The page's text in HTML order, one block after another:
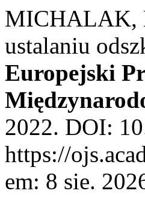
MICHALAK,
ustalaniu
Europejski
2022. DOI:
https://
em: 8 sie.